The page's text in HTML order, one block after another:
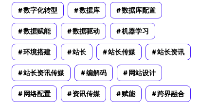
数字化转型 数据库 数据库配置
数据赋能 数据驱动 机器学习
环境搭建 站长 站长传媒 站长资讯
站长资讯传媒 编解码 网站设计
网络配置 资讯传媒 赋能 跨界融合